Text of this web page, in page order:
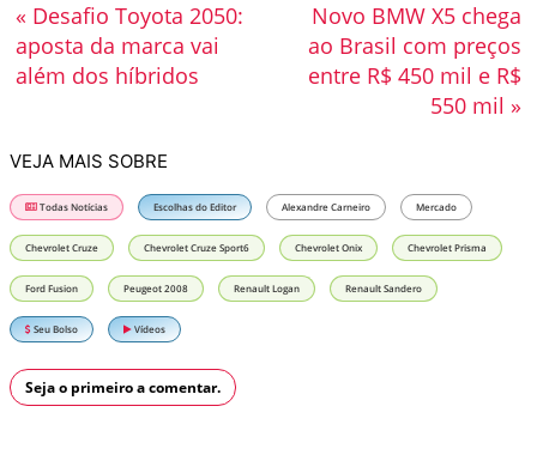
Novo BMW X5 chega
ao Brasil com preços
entre R$ 450 mil e R$
550 mil »
« Desafio Toyota 2050:
aposta da marca vai
além dos híbridos
VEJA MAIS SOBRE
Todas Notícias Escolhas do Editor Alexandre Carneiro Mercado
Chevrolet Cruze Chevrolet Cruze Sport6 Chevrolet Onix Chevrolet Prisma
Ford Fusion Peugeot 2008 Renault Logan Renault Sandero
Seu Bolso Vídeos
Seja o primeiro a comentar.